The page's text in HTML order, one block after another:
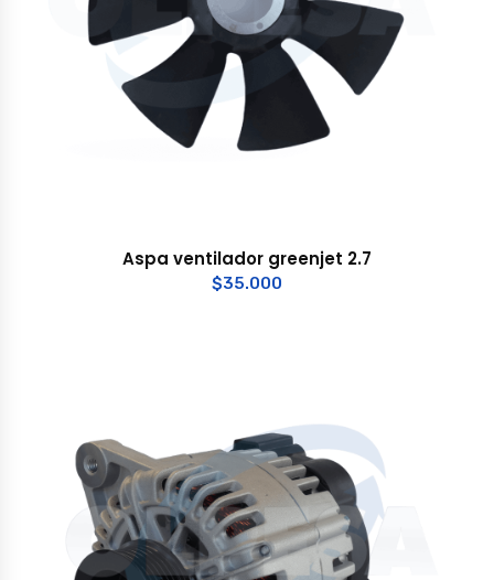
Aspa ventilador greenjet 2.7
$35.000